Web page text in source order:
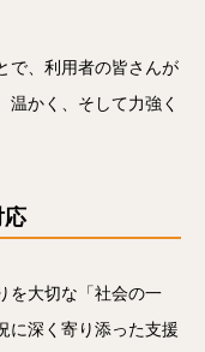
で、利用者の皆さんが
温かく、そして力強く
応
を大切な「社会の一
に深く寄り添った支援